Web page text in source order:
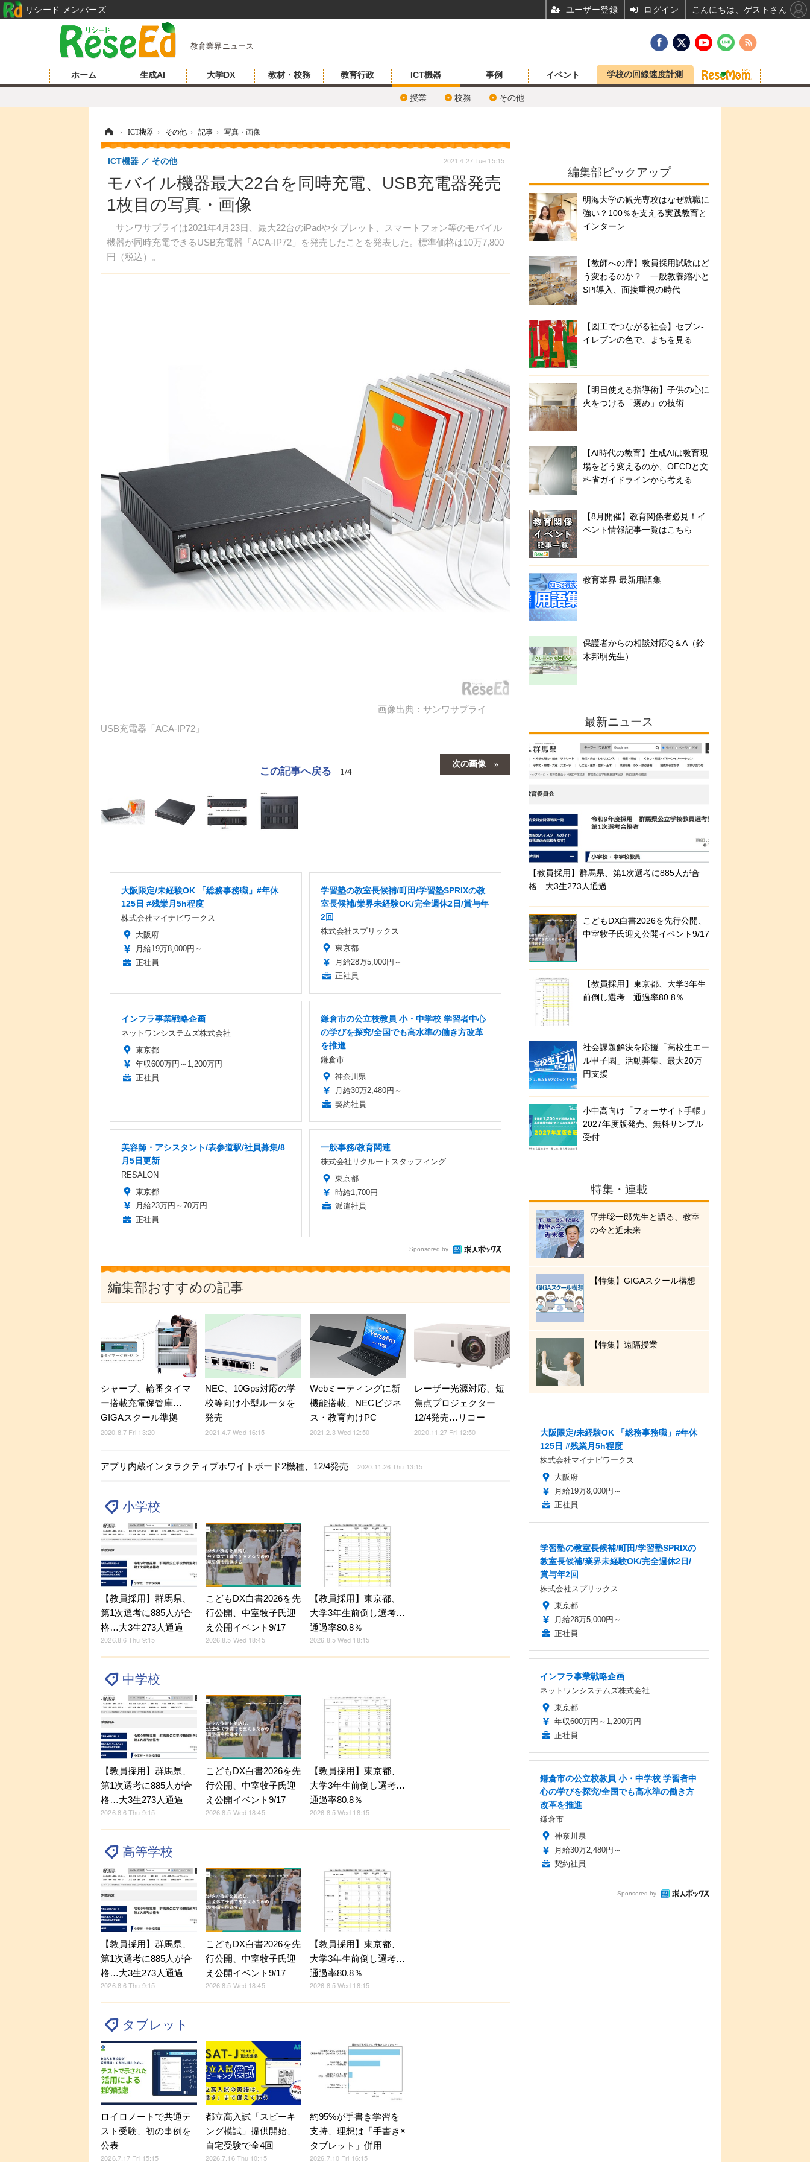
教育業界ニュース
ホーム 生成AI 大学DX 教材・校務 教育行政 ICT機器
授業 校務 その他
事例 イベント 学校の回線速度計測
› ICT機器 › その他 › 記事 › 写真・画像
モバイル機器最大22台を同時充電、USB充電器発売
1枚目の写真・画像
サンワサプライは2021年4月23日、最大22台のiPadやタブレット、スマートフォン等のモバイル
機器が同時充電できるUSB充電器「ACA-IP72」を発売したことを発表した。標準価格は10万7,800
円（税込）。
ICT機器 その他 2021.4.27 Tue 15:15
画像出典：サンワサプライ
USB充電器「ACA-IP72」
次の画像
この記事へ戻る 1/4
大阪限定/未経験OK 「総務事務職」#年休
125日 #残業月5h程度
株式会社マイナビワークス
大阪府
月給19万8,000円～
正社員
学習塾の教室長候補/町田/学習塾SPRIXの教
室長候補/業界未経験OK/完全週休2日/賞与年
2回
株式会社スプリックス
東京都
月給28万5,000円～
正社員
インフラ事業戦略企画
ネットワンシステムズ株式会社
東京都
年収600万円～1,200万円
正社員
鎌倉市の公立校教員 小・中学校 学習者中心
の学びを探究/全国でも高水準の働き方改革
を推進
鎌倉市
神奈川県
月給30万2,480円～
契約社員
美容師・アシスタント/表参道駅/社員募集/8
月5日更新
RESALON
東京都
月給23万円～70万円
正社員
一般事務/教育関連
株式会社リクルートスタッフィング
東京都
時給1,700円
派遣社員
Sponsored by
編集部おすすめの記事
シャープ、輪番タイマ
ー搭載充電保管庫…
GIGAスクール準拠
2020.8.7 Fri 13:20
NEC、10Gps対応の学
校等向け小型ルータを
発売
2021.4.7 Wed 16:15
Webミーティングに新
機能搭載、NECビジネ
ス・教育向けPC
2021.2.3 Wed 12:50
レーザー光源対応、短
焦点プロジェクター
12/4発売…リコー
2020.11.27 Fri 12:50
アプリ内蔵インタラクティブホワイトボード2機種、12/4発売 2020.11.26 Thu 13:15
小学校
【教員採用】群馬県、
第1次選考に885人が合
格…大3生273人通過
2026.8.6 Thu 9:15
こどもDX白書2026を先
行公開、中室牧子氏迎
え公開イベント9/17
2026.8.5 Wed 18:45
【教員採用】東京都、
大学3年生前倒し選考…
通過率80.8％
2026.8.5 Wed 18:15
中学校
【教員採用】群馬県、
第1次選考に885人が合
格…大3生273人通過
2026.8.6 Thu 9:15
こどもDX白書2026を先
行公開、中室牧子氏迎
え公開イベント9/17
2026.8.5 Wed 18:45
【教員採用】東京都、
大学3年生前倒し選考…
通過率80.8％
2026.8.5 Wed 18:15
高等学校
【教員採用】群馬県、
第1次選考に885人が合
格…大3生273人通過
2026.8.6 Thu 9:15
こどもDX白書2026を先
行公開、中室牧子氏迎
え公開イベント9/17
2026.8.5 Wed 18:45
【教員採用】東京都、
大学3年生前倒し選考…
通過率80.8％
2026.8.5 Wed 18:15
タブレット
ロイロノートで共通テ
スト受験、初の事例を
公表
2026.7.17 Fri 15:15
都立高入試「スピーキ
ング模試」提供開始、
自宅受験で全4回
2026.7.16 Thu 10:15
約95%が手書き学習を
支持、理想は「手書き×
タブレット」併用
2026.7.10 Fri 16:15
編集部ピックアップ
明海大学の観光専攻はなぜ就職に
強い？100％を支える実践教育と
インターン
【教師への扉】教員採用試験はど
う変わるのか？ 一般教養縮小と
SPI導入、面接重視の時代
【図工でつながる社会】セブン‐
イレブンの色で、まちを見る
【明日使える指導術】子供の心に
火をつける「褒め」の技術
【AI時代の教育】生成AIは教育現
場をどう変えるのか、OECDと文
科省ガイドラインから考える
【8月開催】教育関係者必見！イ
ベント情報記事一覧はこちら
教育業界 最新用語集
保護者からの相談対応Q＆A（鈴
木邦明先生）
最新ニュース
【教員採用】群馬県、第1次選考に885人が合
格…大3生273人通過
こどもDX白書2026を先行公開、
中室牧子氏迎え公開イベント9/17
【教員採用】東京都、大学3年生
前倒し選考…通過率80.8％
社会課題解決を応援「高校生エー
ル甲子園」活動募集、最大20万
円支援
小中高向け「フォーサイト手帳」
2027年度版発売、無料サンプル
受付
特集・連載
平井聡一郎先生と語る、教室
の今と近未来
【特集】GIGAスクール構想
【特集】遠隔授業
大阪限定/未経験OK 「総務事務職」#年休
125日 #残業月5h程度
株式会社マイナビワークス
大阪府
月給19万8,000円～
正社員
学習塾の教室長候補/町田/学習塾SPRIXの
教室長候補/業界未経験OK/完全週休2日/
賞与年2回
株式会社スプリックス
東京都
月給28万5,000円～
正社員
インフラ事業戦略企画
ネットワンシステムズ株式会社
東京都
年収600万円～1,200万円
正社員
鎌倉市の公立校教員 小・中学校 学習者中
心の学びを探究/全国でも高水準の働き方
改革を推進
鎌倉市
神奈川県
月給30万2,480円～
契約社員
Sponsored by
リシード メンバーズ ユーザー登録 ログイン こんにちは、ゲストさん